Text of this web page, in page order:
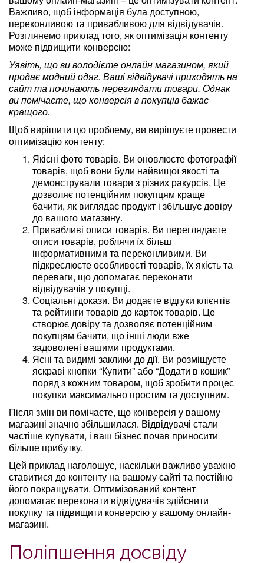
Важливо, щоб інформація була доступною,
переконливою та привабливою для відвідувачів.
Розглянемо приклад того, як оптимізація контенту
може підвищити конверсію:
Уявіть, що ви володієте онлайн магазином, який
продає модний одяг. Ваші відвідувачі приходять на
сайт та починають переглядати товари. Однак
ви помічаєте, що конверсія в покупців бажає
кращого.
Щоб вирішити цю проблему, ви вирішуєте провести
оптимізацію контенту:
Якісні фото товарів. Ви оновлюєте фотографії
товарів, щоб вони були найвищої якості та
демонстрували товари з різних ракурсів. Це
дозволяє потенційним покупцям краще
бачити, як виглядає продукт і збільшує довіру
до вашого магазину.
Привабливі описи товарів. Ви переглядаєте
описи товарів, роблячи їх більш
інформативними та переконливими. Ви
підкреслюєте особливості товарів, їх якість та
переваги, що допомагає переконати
відвідувачів у покупці.
Соціальні докази. Ви додаєте відгуки клієнтів
та рейтинги товарів до карток товарів. Це
створює довіру та дозволяє потенційним
покупцям бачити, що інші люди вже
задоволені вашими продуктами.
Ясні та видимі заклики до дії. Ви розміщуєте
яскраві кнопки “Купити” або “Додати в кошик”
поряд з кожним товаром, щоб зробити процес
покупки максимально простим та доступним.
Після змін ви помічаєте, що конверсія у вашому
магазині значно збільшилася. Відвідувачі стали
частіше купувати, і ваш бізнес почав приносити
більше прибутку.
Цей приклад наголошує, наскільки важливо уважно
ставитися до контенту на вашому сайті та постійно
його покращувати. Оптимізований контент
допомагає переконати відвідувачів здійснити
покупку та підвищити конверсію у вашому онлайн-
магазині.
Поліпшення досвіду